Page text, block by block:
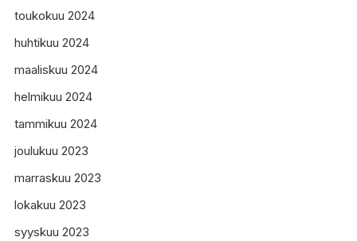
toukokuu 2024
huhtikuu 2024
maaliskuu 2024
helmikuu 2024
tammikuu 2024
joulukuu 2023
marraskuu 2023
lokakuu 2023
syyskuu 2023